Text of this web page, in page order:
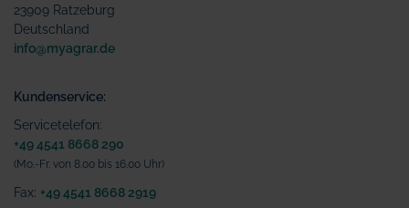
23909 Ratzeburg
Deutschland
info@myagrar.de
Kundenservice:
Servicetelefon:
+49 4541 8668 290
(Mo.-Fr. von 8.00 bis 16.00 Uhr)
Fax: +49 4541 8668 2919